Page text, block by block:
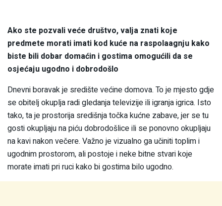
Ako ste pozvali veće društvo, valja znati koje
predmete morati imati kod kuće na raspolaagnju kako
biste bili dobar domaćin i gostima omogućili da se
osjećaju ugodno i dobrodošlo
Dnevni boravak je središte većine domova. To je mjesto gdje
se obitelj okuplja radi gledanja televizije ili igranja igrica. Isto
tako, ta je prostorija središnja točka kućne zabave, jer se tu
gosti okupljaju na piću dobrodošlice ili se ponovno okupljaju
na kavi nakon večere. Važno je vizualno ga učiniti toplim i
ugodnim prostorom, ali postoje i neke bitne stvari koje
morate imati pri ruci kako bi gostima bilo ugodno.